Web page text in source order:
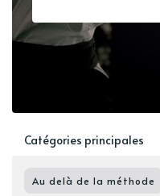
Catégories principales
Au delà de la méthode